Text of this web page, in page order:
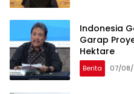
Indonesia
Garap
Hektare
Berita 07/